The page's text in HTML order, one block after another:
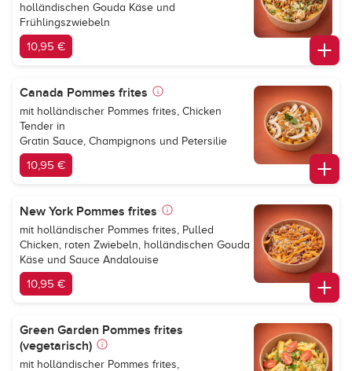
holländischen Gouda Käse und
Frühlingszwiebeln
10,95 €
Canada Pommes frites
mit holländischer Pommes frites, Chicken
Tender in
Gratin Sauce, Champignons und Petersilie
10,95 €
New York Pommes frites
mit holländischer Pommes frites, Pulled
Chicken, roten Zwiebeln, holländischen Gouda
Käse und Sauce Andalouise
10,95 €
Green Garden Pommes frites
(vegetarisch)
mit holländischer Pommes frites,